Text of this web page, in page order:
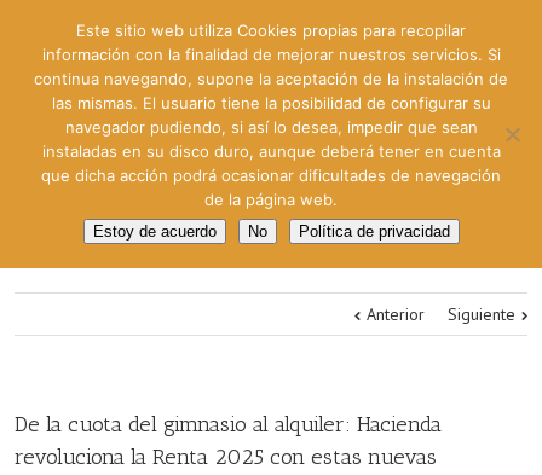
Anterior Siguiente
De la cuota del gimnasio al alquiler: Hacienda
revoluciona la Renta 2025 con estas nuevas
Este sitio web utiliza Cookies propias para recopilar
información con la finalidad de mejorar nuestros servicios. Si
continua navegando, supone la aceptación de la instalación de
las mismas. El usuario tiene la posibilidad de configurar su
navegador pudiendo, si así lo desea, impedir que sean
instaladas en su disco duro, aunque deberá tener en cuenta
que dicha acción podrá ocasionar dificultades de navegación
de la página web.
Estoy de acuerdo No Política de privacidad